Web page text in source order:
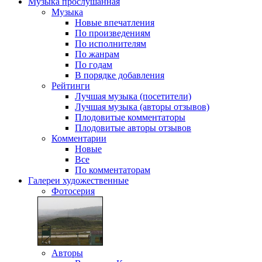
Музыка
Новые впечатления
По произведениям
По исполнителям
По жанрам
По годам
В порядке добавления
Рейтинги
Лучшая музыка (посетители)
Лучшая музыка (авторы отзывов)
Плодовитые комментаторы
Плодовитые авторы отзывов
Комментарии
Новые
Все
По комментаторам
Галереи художественные
Фотосерия
Авторы